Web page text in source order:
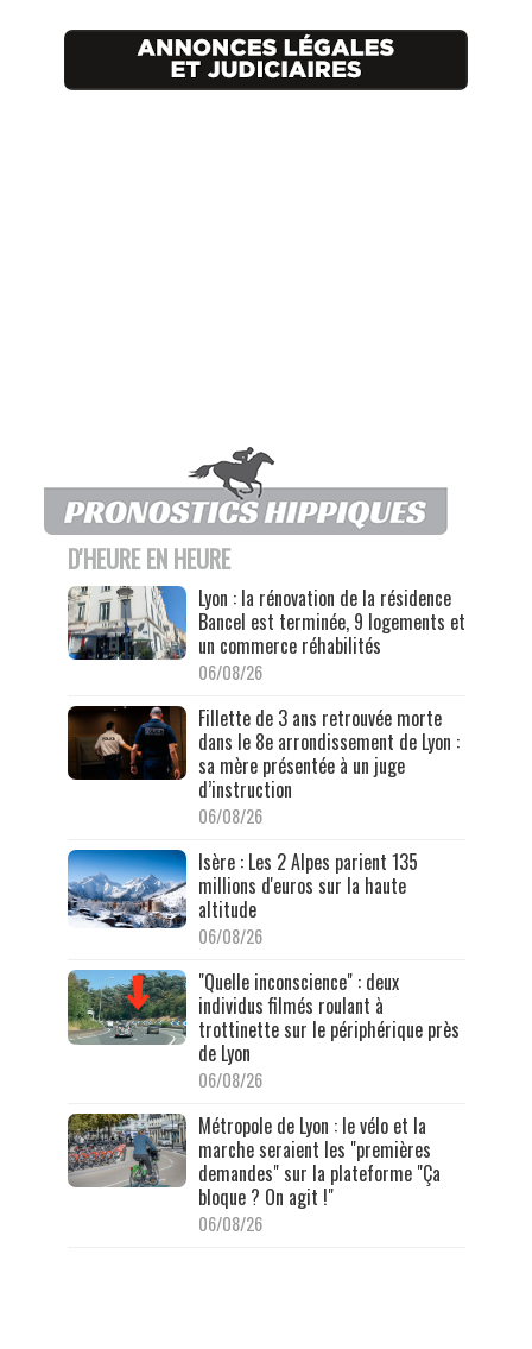
D'HEURE EN HEURE
Lyon : la rénovation de la résidence
Bancel est terminée, 9 logements et
un commerce réhabilités
06/08/26
Fillette de 3 ans retrouvée morte
dans le 8e arrondissement de Lyon :
sa mère présentée à un juge
d’instruction
06/08/26
Isère : Les 2 Alpes parient 135
millions d'euros sur la haute
altitude
06/08/26
"Quelle inconscience" : deux
individus filmés roulant à
trottinette sur le périphérique près
de Lyon
06/08/26
Métropole de Lyon : le vélo et la
marche seraient les "premières
demandes" sur la plateforme "Ça
bloque ? On agit !"
06/08/26